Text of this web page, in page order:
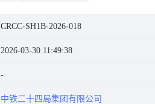
CRCC-SH1B-2026-018
2026-03-30 11:49:38
中铁二十四局集团有限公司